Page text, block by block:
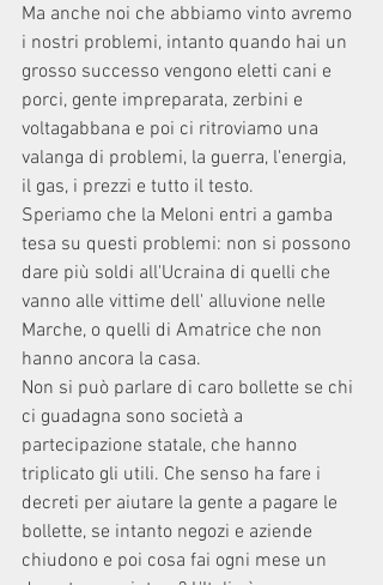
Ma anche noi che abbiamo vinto avremo
i nostri problemi, intanto quando hai un
grosso successo vengono eletti cani e
porci, gente impreparata, zerbini e
voltagabbana e poi ci ritroviamo una
valanga di problemi, la guerra, l'energia,
il gas, i prezzi e tutto il testo.
Speriamo che la Meloni entri a gamba
tesa su questi problemi: non si possono
dare più soldi all'Ucraina di quelli che
vanno alle vittime dell' alluvione nelle
Marche, o quelli di Amatrice che non
hanno ancora la casa.
Non si può parlare di caro bollette se chi
ci guadagna sono società a
partecipazione statale, che hanno
triplicato gli utili. Che senso ha fare i
decreti per aiutare la gente a pagare le
bollette, se intanto negozi e aziende
chiudono e poi cosa fai ogni mese un